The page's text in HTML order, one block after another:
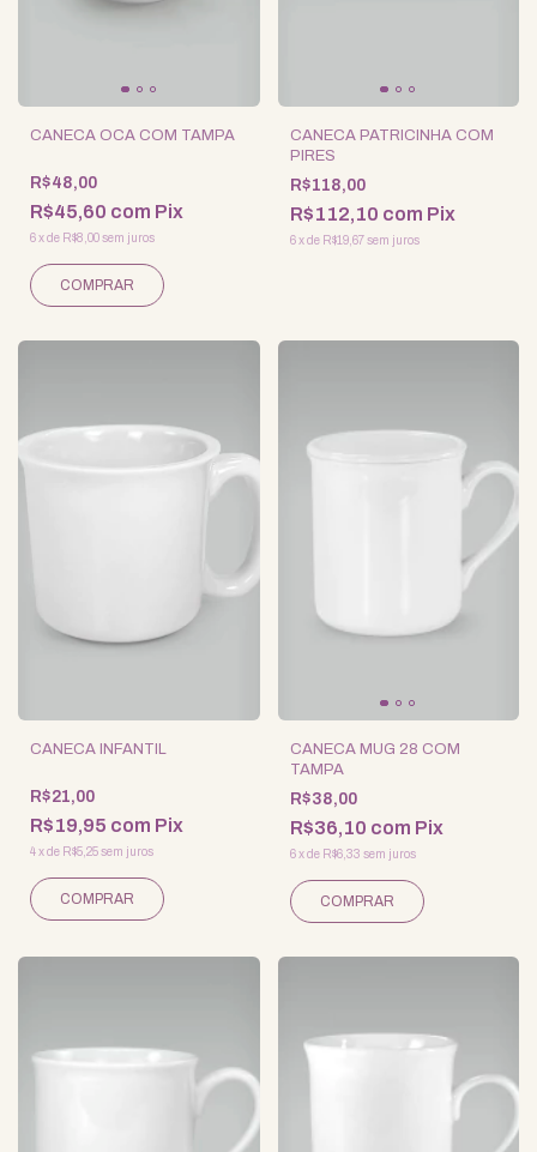
CANECA OCA COM TAMPA
R$48,00
R$45,60 com Pix
6xde R$8,00sem juros
CANECA PATRICINHA COM
PIRES
R$118,00
R$112,10 com Pix
6 xde R$19,67 sem juros
CANECA INFANTIL
R$21,00
R$19,95 com Pix
4xde R$5,25sem juros
CANECA MUG 28 COM
TAMPA
R$38,00
R$36,10 com Pix
6 xde R$6,33 sem juros